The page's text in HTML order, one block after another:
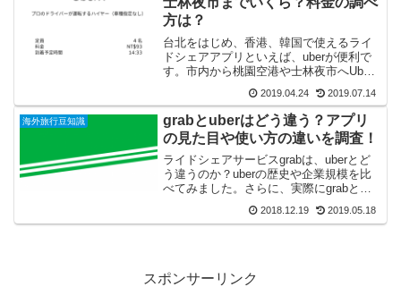
方は？
台北をはじめ、香港、韓国で使えるライ
ドシェアアプリといえば、uberが便利で
す。市内から桃園空港や士林夜市へUber
時間や距離と合わせて調べてみました。
さらに、Uberの利用料金を簡単に調べる
方法をご紹介。
2019.04.24 2019.07.14
海外旅行豆知識
grabとuberはどう違う？アプリ
の見た目や使い方の違いを調査！
ライドシェアサービスgrabは、uberとど
う違うのか？uberの歴史や企業規模を比
べてみました。さらに、実際にgrabと
見た目や使い方の違いを調べてみます！
2018.12.19 2019.05.18
スポンサーリンク